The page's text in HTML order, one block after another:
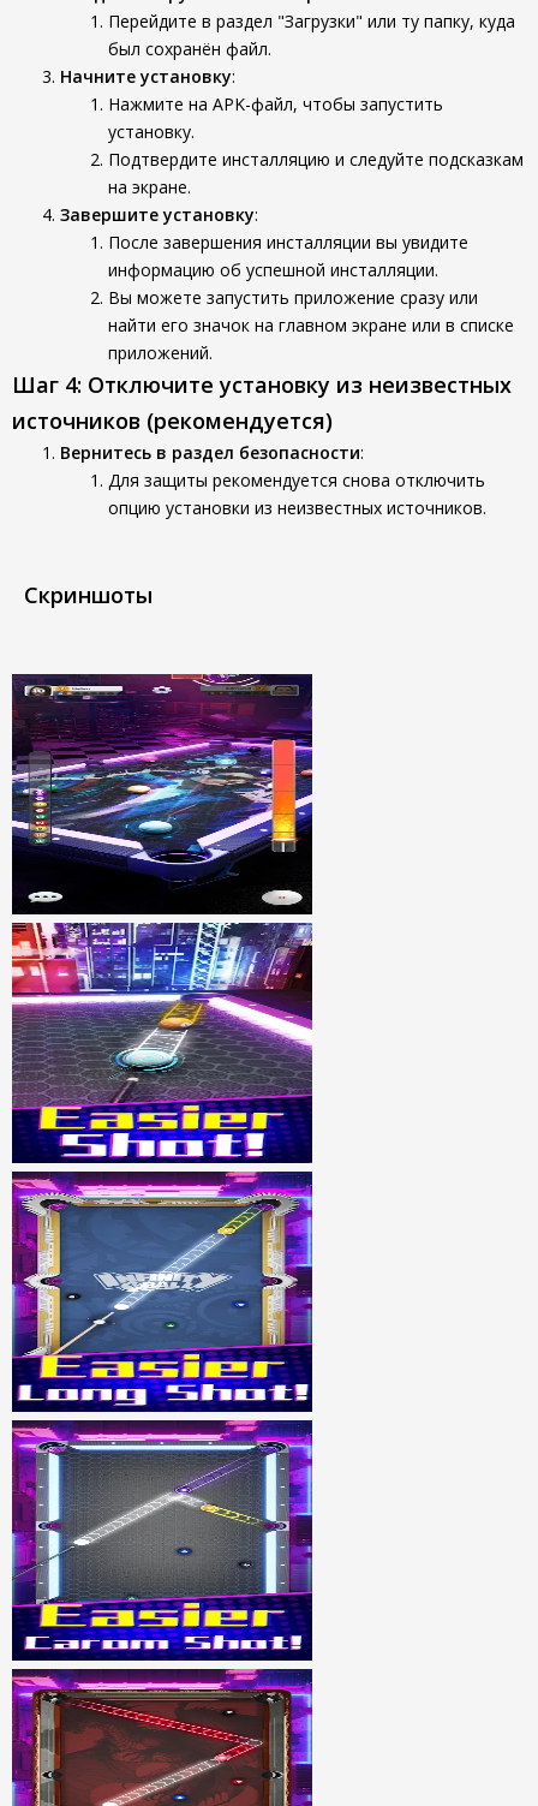
Перейдите в раздел "Загрузки" или ту папку, куда
был сохранён файл.
Начните установку:
Нажмите на APK-файл, чтобы запустить
установку.
Подтвердите инсталляцию и следуйте подсказкам
на экране.
Завершите установку:
После завершения инсталляции вы увидите
информацию об успешной инсталляции.
Вы можете запустить приложение сразу или
найти его значок на главном экране или в списке
приложений.
Шаг 4: Отключите установку из неизвестных
источников (рекомендуется)
Вернитесь в раздел безопасности:
Для защиты рекомендуется снова отключить
опцию установки из неизвестных источников.
Скриншоты